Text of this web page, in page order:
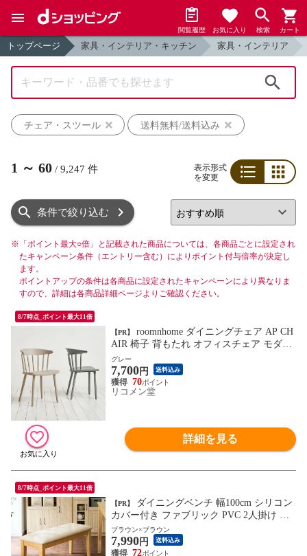
閲覧履歴 お気に入り 検索 カート
トップページ 家具・インテリア・キッチン 家具・インテリア
チェア・スツール
送料無料/送料込み
1 ～ 60 / 9,247 件
表示形式
を変更
条件で絞り込む
※ 「ポイント最大○倍」と記載された商品については、各商品ごとに設定され
たキャンペーン条件（エントリー含む）によりポイント付与倍率が決定し
ます。
ポイントアップの条件は各商品に設定されたキャンペーンにより異なりま
すので、詳細は各商品詳細ページよりご確認ください。
8/7時点_ポイント最大11倍
【PR】
AIR 椅子 背もたれ オフィスチェア モダン
リビングチェア インテリアコーディネート
おしゃれ リモートワーク ミニマル ワンル
ーム くすみカラー ベージュ グレー【送料
無料】
グレー
7,700円 送料込み
70
リコメン堂
詳細を見る
8/7時点_ポイント最大11倍
【PR】
カバー付き ファブリック PVC 2人掛け ベ
ンチ ダイニング ベンチ 椅子 ダイニングチ
ェア スツール 食卓椅子 食卓チェア ナチュ
ラル 木製 おしゃれ【送料無料】
ブラウン×ブラウン
7,990円 送料込み
72